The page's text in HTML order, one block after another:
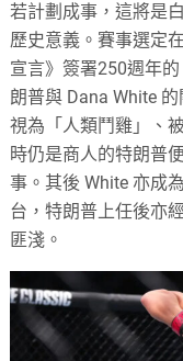
若計劃成事，這將是
歷史意義。賽事選定
宣言》簽署250週年
朗普與 Dana White
視為「人類鬥雞」、
時仍是商人的特朗普
事。其後 White 亦成
台，特朗普上任後亦
匪淺。